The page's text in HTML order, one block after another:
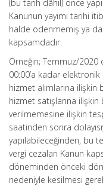
(bu tarih dâhil) önce
Kanunun yayımı tarihi
halde ödenmemiş ya
kapsamdadır.
Örneğin; Temmuz/
00:00’a kadar
hizmet alımlarına
hizmet satışlarına
verilmemesine ilişkin
saatinden sonra
yapılabileceğinden, bu
vergi cezaları Kanun
döneminden önceki
nedeniyle kesilmesi